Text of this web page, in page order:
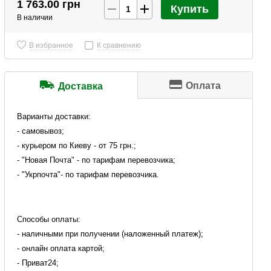
1 763.00 грн
В наличии
Купить
В избранное К сравнению
Доставка Оплата
Варианты доставки:
- самовывоз;
- курьером по Киеву - от 75 грн.;
- "Новая Почта" - по тарифам перевозчика;
- "Укрпочта"- по тарифам перевозчика.
Способы оплаты:
- наличными при получении (наложенный платеж);
- онлайн оплата картой;
- Приват24;